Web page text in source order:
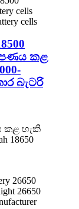
කළ
බැටරි
කළ හැකි
18650